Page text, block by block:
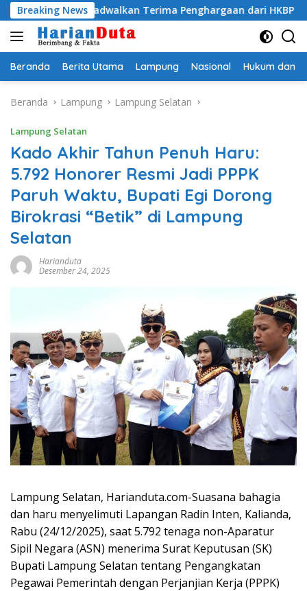
Langsung
ke
konten
Breaking News
Dijadwalkan Terima Penghargaan dari HKBP Lampung
Beranda Berita Utama Lampung Nasional Hukum dan
Beranda Lampung Lampung Selatan
Lampung Selatan
Kado Akhir Tahun Penuh Haru:
5.792 Honorer Resmi Jadi PPPK
Paruh Waktu, Bupati Egi Dorong
Birokrasi “Betik” di Lampung
Selatan
Harianduta
Desember 24, 2025
Lampung Selatan, Harianduta.com-Suasana bahagia
dan haru menyelimuti Lapangan Radin Inten, Kalianda,
Rabu (24/12/2025), saat 5.792 tenaga non-Aparatur
Sipil Negara (ASN) menerima Surat Keputusan (SK)
Bupati Lampung Selatan tentang Pengangkatan
Pegawai Pemerintah dengan Perjanjian Kerja (PPPK)